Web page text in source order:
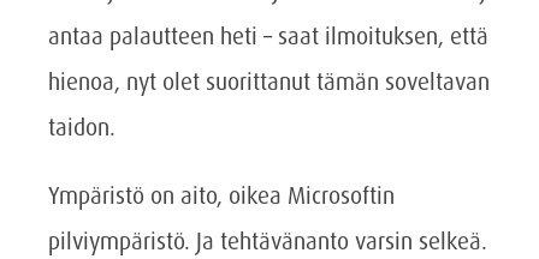
antaa palautteen heti – saat ilmoituksen, että
hienoa, nyt olet suorittanut tämän soveltavan
taidon.
Ympäristö on aito, oikea Microsoftin
pilviympäristö. Ja tehtävänanto varsin selkeä.